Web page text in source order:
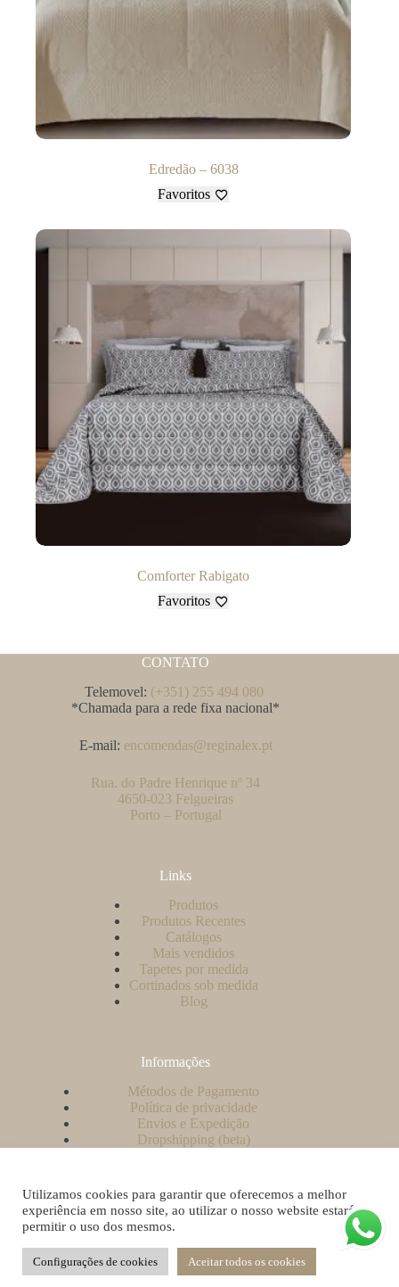
Edredão – 6038
Favoritos
Comforter Rabigato
Favoritos
CONTATO
Telemovel: (+351) 255 494 080
*Chamada para a rede fixa nacional*
E-mail: encomendas@reginalex.pt
Rua. do Padre Henrique nº 34
4650-023 Felgueiras
Porto – Portugal
Links
Produtos
Produtos Recentes
Catálogos
Mais vendidos
Tapetes por medida
Cortinados sob medida
Blog
Informações
Métodos de Pagamento
Política de privacidade
Envios e Expedição
Dropshipping (beta)
Como criar uma conta no nosso website?
Livro de Reclamações
Utilizamos cookies para garantir que oferecemos a melhor
experiência em nosso site, ao utilizar o nosso website estará a
permitir o uso dos mesmos.
Configurações de cookies Aceitar todos os cookies